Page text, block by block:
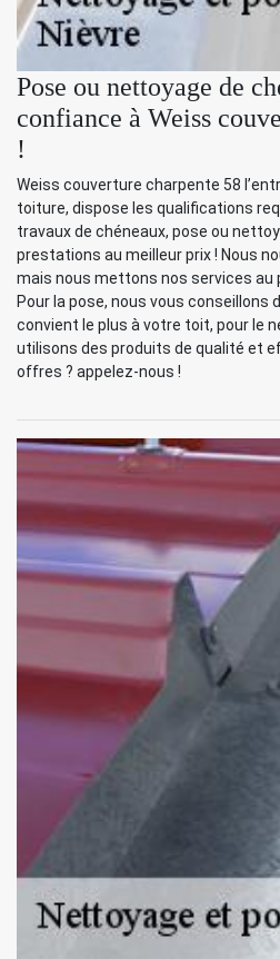
Pose ou nettoyage de
confiance à Weiss
!
Weiss couverture charpente 58
toiture, dispose les qualifications
travaux de chéneaux, pose ou
prestations au meilleur prix ! Nous
mais nous mettons nos services au
Pour la pose, nous vous conseillons
convient le plus à votre toit, pour le
utilisons des produits de qualité et
offres ? appelez-nous !